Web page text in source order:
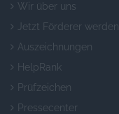
Wir über uns
Jetzt Förderer werden
Auszeichnungen
HelpRank
Prüfzeichen
Pressecenter